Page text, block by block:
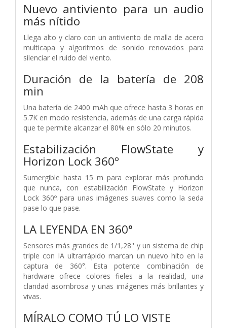
Nuevo antiviento para un audio
más nítido
Llega alto y claro con un antiviento de malla de acero
multicapa y algoritmos de sonido renovados para
silenciar el ruido del viento.
Duración de la batería de 208
min
Una batería de 2400 mAh que ofrece hasta 3 horas en
5.7K en modo resistencia, además de una carga rápida
que te permite alcanzar el 80% en sólo 20 minutos.
Estabilización FlowState y
Horizon Lock 360º
Sumergible hasta 15 m para explorar más profundo
que nunca, con estabilización FlowState y Horizon
Lock 360º para unas imágenes suaves como la seda
pase lo que pase.
LA LEYENDA EN 360°
Sensores más grandes de 1/1,28'' y un sistema de chip
triple con IA ultrarrápido marcan un nuevo hito en la
captura de 360°. Esta potente combinación de
hardware ofrece colores fieles a la realidad, una
claridad asombrosa y unas imágenes más brillantes y
vivas.
MÍRALO COMO TÚ LO VISTE